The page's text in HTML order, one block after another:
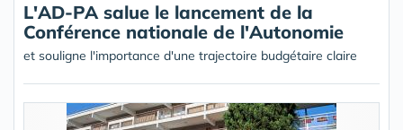
L'AD-PA salue le lancement de la
Conférence nationale de l'Autonomie
et souligne l'importance d'une trajectoire budgétaire claire